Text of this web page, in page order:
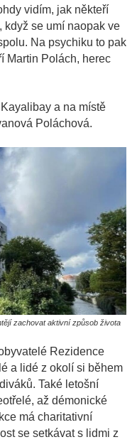
vidím, jak někteří
když se umí naopak ve
Na psychiku to pak
Martin Polách, herec
a na místě
Poláchová.
zachovat aktivní způsob života
Rezidence
a lidé z okolí si během
Také letošní
až démonické
má charitativní
se setkávat s lidmi z